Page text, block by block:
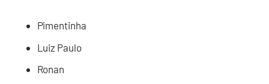
Pimentinha
Luiz Paulo
Ronan